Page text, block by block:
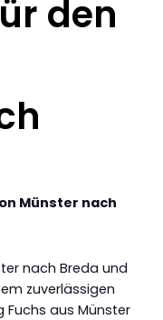
den
Münster nach
nach Breda und
zuverlässigen
Fuchs aus Münster